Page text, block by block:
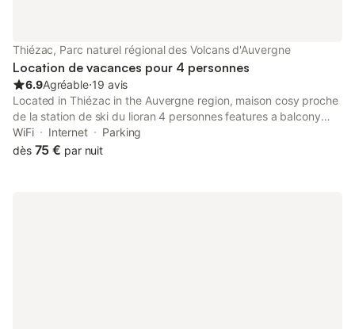
Thiézac, Parc naturel régional des Volcans d'Auvergne
Location de vacances pour 4 personnes
6.9Agréable⋅19 avis
Located in Thiézac in the Auvergne region, maison cosy proche
de la station de ski du lioran 4 personnes features a balcony
and mountain views. Both free WiFi and parking on-site are
available at the holiday home free of charge.
WiFi Internet
Parking
dès 75 € par nuit